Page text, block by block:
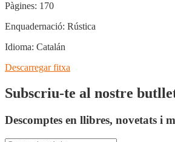
Pàgines: 170
Enquadernació: Rústica
Idioma: Catalán
Descarregar fitxa
Subscriu-te al nostre
Descomptes en llibres, novetats i